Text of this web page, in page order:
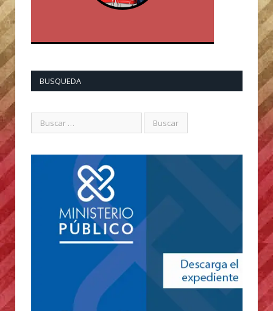
BUSQUEDA